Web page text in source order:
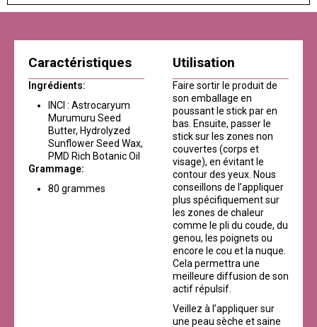
Caractéristiques
Ingrédients:
INCI : Astrocaryum
Murumuru Seed
Butter, Hydrolyzed
Sunflower Seed Wax,
PMD Rich Botanic Oil
Grammage:
80 grammes
Utilisation
Faire sortir le produit de
son emballage en
poussant le stick par en
bas. Ensuite, passer le
stick sur les zones non
couvertes (corps et
visage), en évitant le
contour des yeux. Nous
conseillons de l’appliquer
plus spécifiquement sur
les zones de chaleur
comme le pli du coude, du
genou, les poignets ou
encore le cou et la nuque.
Cela permettra une
meilleure diffusion de son
actif répulsif.
Veillez à l’appliquer sur
une peau sèche et saine